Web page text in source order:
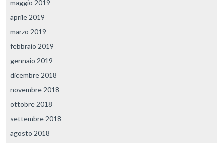
maggio 2019
aprile 2019
marzo 2019
febbraio 2019
gennaio 2019
dicembre 2018
novembre 2018
ottobre 2018
settembre 2018
agosto 2018